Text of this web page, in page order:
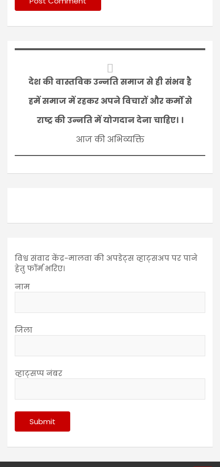
देश की वास्तविक उन्नति समाज से ही संभव है
हमें समाज में रहकर अपने विचारों और कर्मों से
राष्ट्र की उन्नति में योगदान देना चाहिए। ।
आज की अभिव्यक्ति
विश्व संवाद केंद्र-मालवा की अपडेट्स व्हाट्सअप पर पाने
हेतु फॉर्म भरिए।
नाम
जिला
व्हाट्सप्प नंबर